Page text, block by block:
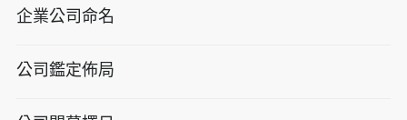
企業公司命名
公司鑑定佈局